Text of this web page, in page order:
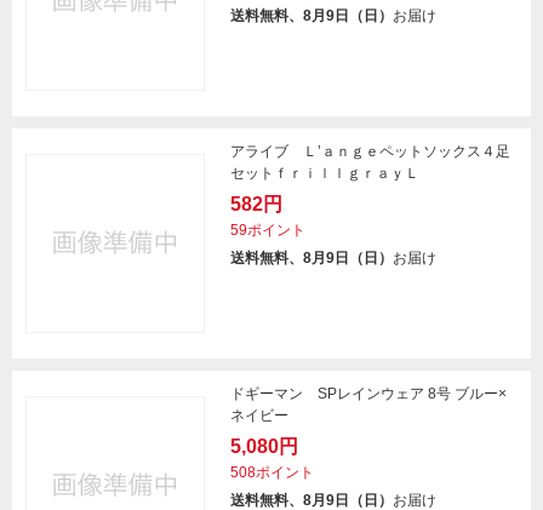
送料無料、8月9日（日） お届け
アライブ Ｌ’ａｎｇｅペットソックス４足
セットｆｒｉｌｌｇｒａｙＬ
582円
59ポイント
送料無料、8月9日（日） お届け
ドギーマン SPレインウェア 8号 ブルー×
ネイビー
5,080円
508ポイント
送料無料、8月9日（日） お届け